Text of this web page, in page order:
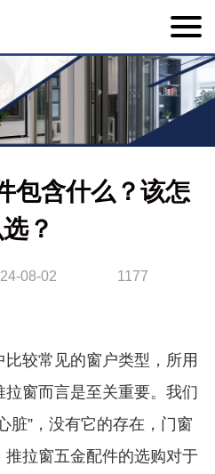
包含什么？该怎
？
08-02 1177
较常见的窗户类型，所用
窗而言是至关重要。我们
脏”，没有它的存在，门窗
拉窗五金配件的选购对于